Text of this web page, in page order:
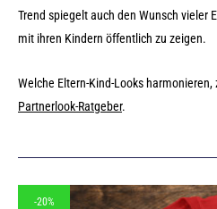
Trend spiegelt auch den Wunsch vieler
mit ihren Kindern öffentlich zu zeigen.
Welche Eltern-Kind-Looks harmonieren,
Partnerlook-Ratgeber.
-20%